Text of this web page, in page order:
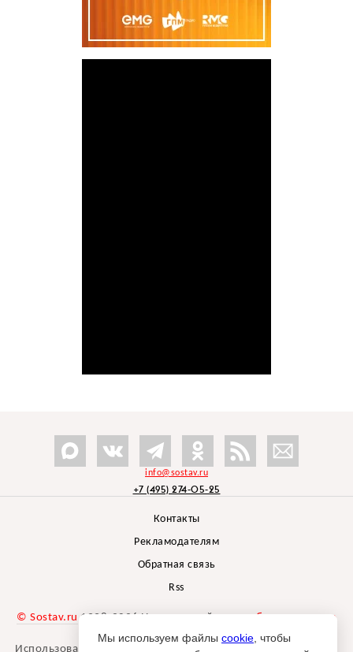
info@sostav.ru
+7 (495) 274-05-25
Контакты
Рекламодателям
Обратная связь
Rss
© Sostav.ru 1998-2026 Независимый проектбрендингового
агентства Depot
Использование материалов Sostav.ru допустимо только при
Мы используем файлы cookie , чтобы